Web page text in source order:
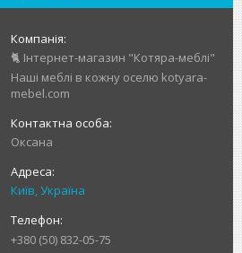
🐈 Інтернет-магазин "Котяра-меблі"
Наші меблі в кожну оселю kotyara-
mebel.com
Оксана
Київ, Україна
+380 (50) 832-05-75